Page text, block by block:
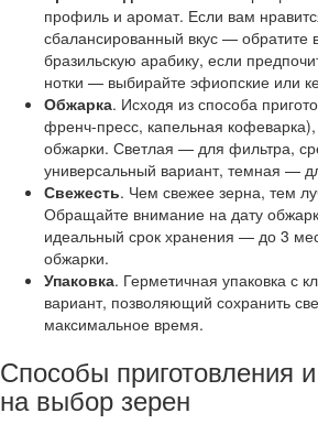
профиль и аромат. Если вам
сбалансированный вкус — обратите
бразильскую арабику, если
нотки — выбирайте эфиопские или
Обжарка. Исходя из способа
френч-пресс, капельная кофеварка),
обжарки. Светлая — для фильтра,
универсальный вариант, темная —
Свежесть. Чем свежее зерна, тем
Обращайте внимание на дату
идеальный срок хранения — до 3
обжарки.
Упаковка. Герметичная упаковка с
вариант, позволяющий сохранить
максимальное время.
Способы приготовления
на выбор зерен